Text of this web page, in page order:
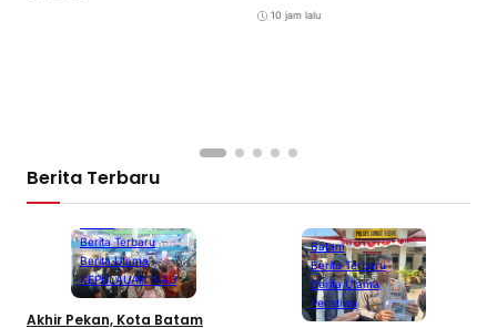
10 jam lalu
Berita Terbaru
Berita Terbaru
Berita Utama
KEPULAUAN RIAU
Akhir Pekan, Kota Batam
Batam
Berita Terbaru
Berita Utama
Peristiwa